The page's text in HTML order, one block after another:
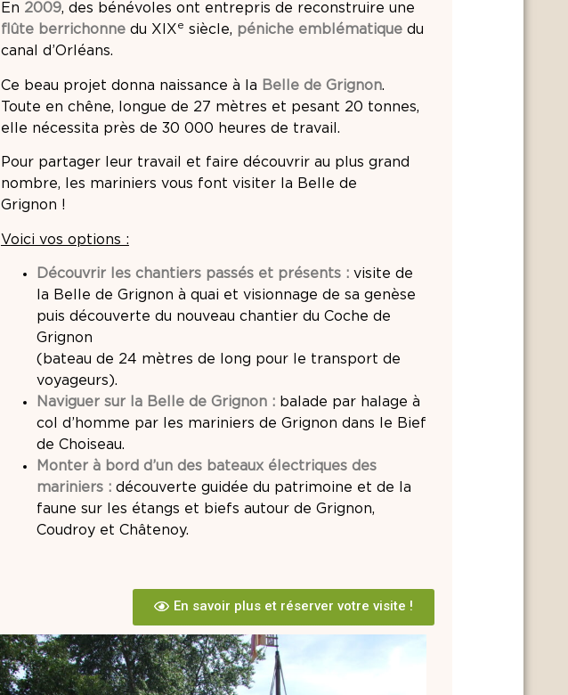
En 2009, des bénévoles ont entrepris de reconstruire une
flûte berrichonnedu XIXe siècle, péniche emblématiquedu
canal d’Orléans.
Ce beau projet donna naissance à la Belle de Grignon.
Toute en chêne, longue de 27 mètres et pesant 20 tonnes,
elle nécessita près de 30 000 heures de travail.
Pour partager leur travail et faire découvrir au plus grand
nombre, les mariniers vous font visiter la Belle de
Grignon !
Voici vos options :
Découvrir les chantiers passés et présents :visite de
la Belle de Grignon à quai et visionnage de sa genèse
puis découverte du nouveau chantier du Coche de
Grignon
(bateau de 24 mètres de long pour le transport de
voyageurs).
Naviguer sur la Belle de Grignon :balade par halage à
col d’homme par les mariniers de Grignon dans le Bief
de Choiseau.
Monter à bord d’un des bateaux électriques des
mariniers :découverte guidée du patrimoine et de la
faune sur les étangs et biefs autour de Grignon,
Coudroy et Châtenoy.
En savoir plus et réserver votre visite !